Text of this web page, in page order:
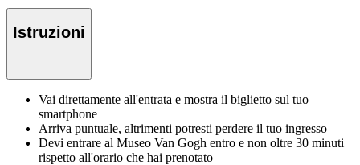
Istruzioni
Vai direttamente all'entrata e mostra il biglietto sul tuo
smartphone
Arriva puntuale, altrimenti potresti perdere il tuo ingresso
Devi entrare al Museo Van Gogh entro e non oltre 30 minuti
rispetto all'orario che hai prenotato